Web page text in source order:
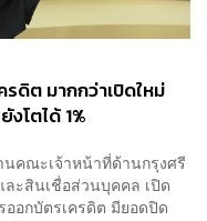
ดิต มากกว่าเปิดใหม่
โตได้ 1%
คณะเจ้าหน้าที่ด้านกรุงศรี
ะสินเชื่อส่วนบุคคล เปิด
ออกบัตรเครดิต มียอดปิด